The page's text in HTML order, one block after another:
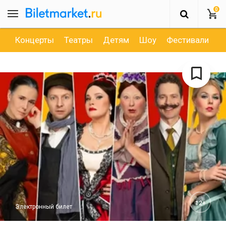
0
Концерты Театры Детям Шоу Фестивали
Электронный билет 12+